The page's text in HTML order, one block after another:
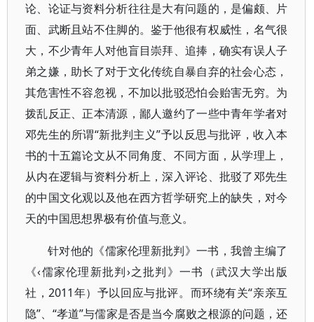
论、论证与资料分析往往是大有问题的，是偏颇、片
面、武断且站不住脚的。鉴于他很有权威性，名气很
大，不少青年人对他盲目崇拜、追捧，确实有误人子
弟之嫌，助长了对于文化传统自暴自弃的社会心态，
其危害性不容忽视，不加以批驳恐怕会贻害无穷。为
拨乱反正、正本清源，鄙人邀约了一些中青年学者对
邓先生的所谓“新批判主义”予以反思与批评，收入本
书的十五篇论文从不同角度、不同方面，从学理上，
从内在逻辑与资料分析上，深入评论、批驳了邓先生
的中国文化观以及他在西方哲学研究上的缺失，对今
天的中国思想界极有价值与意义。
针对他的《儒家伦理新批判》一书，我曾主编了
《‹儒家伦理新批判›之批判》一书（武汉大学出版
社，2011年）予以回应与批评。而环绕有关“亲亲互
隐”、“孝道”与儒家是否是当今腐败之根源的问题，还